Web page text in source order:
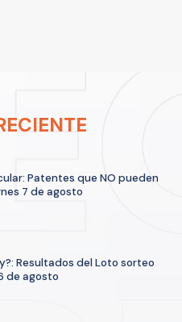
Patentes que NO pueden
7 de agosto
Resultados del Loto sorteo
de agosto